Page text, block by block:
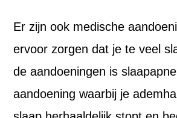
Er zijn ook medische
ervoor zorgen dat je te veel
de aandoeningen is
aandoening waarbij je